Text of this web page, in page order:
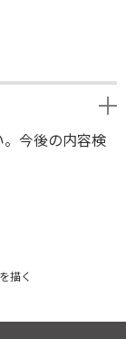
今後の内容検
描く